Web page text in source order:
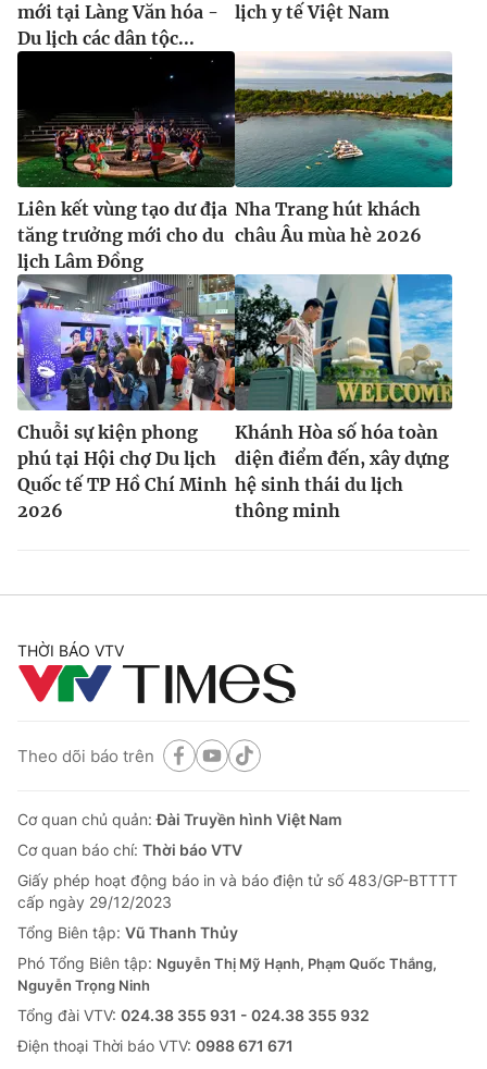
mới tại Làng Văn hóa -
Du lịch các dân tộc...
lịch y tế Việt Nam
Liên kết vùng tạo dư địa
tăng trưởng mới cho du
lịch Lâm Đồng
Nha Trang hút khách
châu Âu mùa hè 2026
Chuỗi sự kiện phong
phú tại Hội chợ Du lịch
Quốc tế TP Hồ Chí Minh
2026
Khánh Hòa số hóa toàn
diện điểm đến, xây dựng
hệ sinh thái du lịch
thông minh
THỜI BÁO VTV
Theo dõi báo trên
Cơ quan chủ quản:Đài Truyền hình Việt Nam
Cơ quan báo chí: Thời báo VTV
Giấy phép hoạt động báo in và báo điện tử số 483/GP-BTTTT
cấp ngày 29/12/2023
Tổng Biên tập: Vũ Thanh Thủy
Phó Tổng Biên tập: Nguyễn Thị Mỹ Hạnh, Phạm Quốc Thắng,
Nguyễn Trọng Ninh
Tổng đài VTV: 024.38 355 931 - 024.38 355 932
Ðiện thoại Thời báo VTV: 0988 671 671